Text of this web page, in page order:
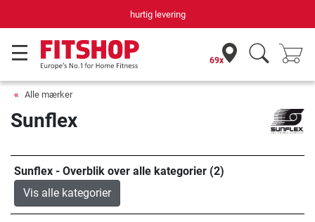
hurtig levering
69x
Alle mærker
Sunflex
Sunflex - Overblik over alle kategorier (2)
Vis alle kategorier